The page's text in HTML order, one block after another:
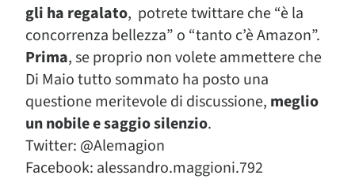
gli ha regalato, potrete twittare che “è la
concorrenza bellezza” o “tanto c’è Amazon”.
Prima, se proprio non volete ammettere che
Di Maio tutto sommato ha posto una
questione meritevole di discussione, meglio
un nobile e saggio silenzio.
Twitter: @Alemagion
Facebook: alessandro.maggioni.792